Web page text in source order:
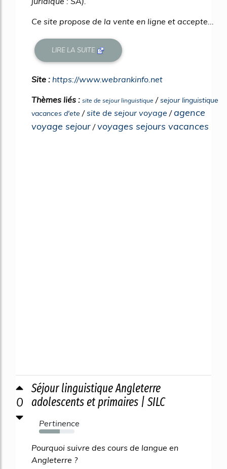
Ce site propose de la vente en ligne et accepte...
LIRE LA SUITE
Site : https://www.webrankinfo.net
Thèmes liés : site de sejour linguistique /sejour linguistique
vacances d'ete /site de sejour voyage /agence
voyage sejour /voyages sejours vacances
0
Séjour linguistique Angleterre
adolescents et primaires | SILC
Pertinence
59%
Pourquoi suivre des cours de langue en
Angleterre ?